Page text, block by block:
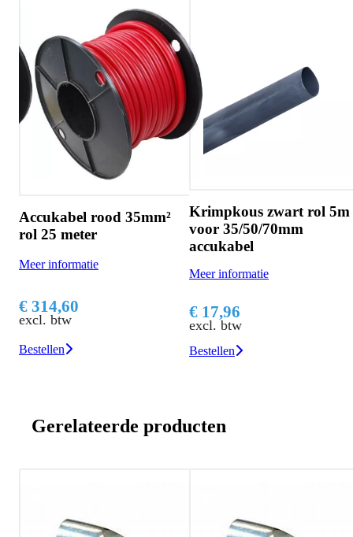
Accukabel rood 35mm²
rol 25 meter
Meer informatie
€ 314,60
excl. btw
Bestellen
Krimpkous zwart rol 5m
voor 35/50/70mm
accukabel
Meer informatie
€ 17,96
excl. btw
Bestellen
Gerelateerde producten